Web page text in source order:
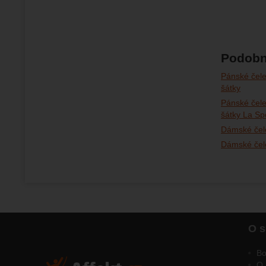
Pánské
šátky
Pánské
šátky La
Dámské
Dámské
O